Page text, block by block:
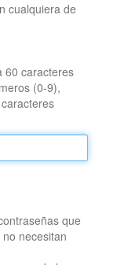
cualquiera de
60 caracteres
(0-9),
que
necesitan